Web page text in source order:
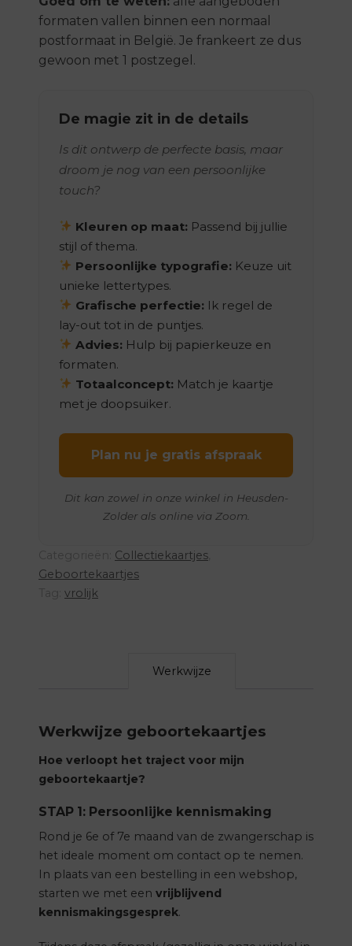
formaten vallen binnen een normaal
postformaat in België. Je frankeert ze dus
gewoon met 1 postzegel.
De magie zit in de details
Is dit ontwerp de perfecte basis, maar
droom je nog van een persoonlijke
touch?
Kleuren op maat: Passend bij jullie
stijl of thema.
Persoonlijke typografie: Keuze uit
unieke lettertypes.
Grafische perfectie: Ik regel de
lay-out tot in de puntjes.
Advies: Hulp bij papierkeuze en
formaten.
Totaalconcept: Match je kaartje
met je doopsuiker.
Plan nu je gratis afspraak
Dit kan zowel in onze winkel in Heusden-
Zolder als online via Zoom.
Collectiekaartjes
Geboortekaartjes
vrolijk
Werkwijze
Werkwijze geboortekaartjes
Hoe verloopt het traject voor mijn
geboortekaartje?
STAP 1: Persoonlijke kennismaking
Rond je 6e of 7e maand van de zwangerschap is
het ideale moment om contact op te nemen.
In plaats van een bestelling in een webshop,
starten we met een vrijblijvend
kennismakingsgesprek.